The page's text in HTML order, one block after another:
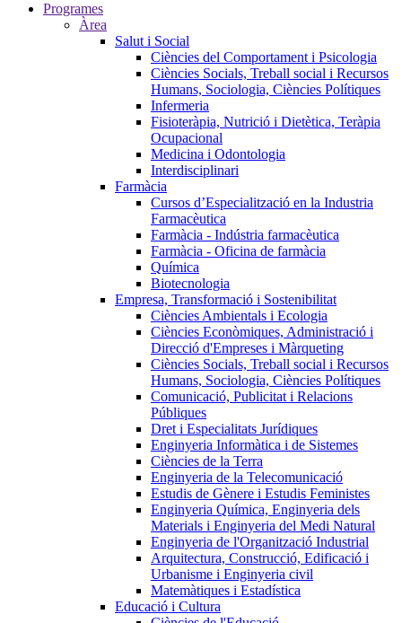
Programes
Àrea
Salut i Social
Ciències del Comportament i Psicologia
Ciències Socials, Treball social i Recursos
Humans, Sociologia, Ciències Polítiques
Infermeria
Fisioteràpia, Nutrició i Dietètica, Teràpia
Ocupacional
Medicina i Odontologia
Interdisciplinari
Farmàcia
Cursos d’Especialització en la Industria
Farmacèutica
Farmàcia - Indústria farmacèutica
Farmàcia - Oficina de farmàcia
Química
Biotecnologia
Empresa, Transformació i Sostenibilitat
Ciències Ambientals i Ecologia
Ciències Econòmiques, Administració i
Direcció d'Empreses i Màrqueting
Ciències Socials, Treball social i Recursos
Humans, Sociologia, Ciències Polítiques
Comunicació, Publicitat i Relacions
Públiques
Dret i Especialitats Jurídiques
Enginyeria Informàtica i de Sistemes
Ciències de la Terra
Enginyeria de la Telecomunicació
Estudis de Gènere i Estudis Feministes
Enginyeria Química, Enginyeria dels
Materials i Enginyeria del Medi Natural
Enginyeria de l'Organització Industrial
Arquitectura, Construcció, Edificació i
Urbanisme i Enginyeria civil
Matemàtiques i Estadística
Educació i Cultura